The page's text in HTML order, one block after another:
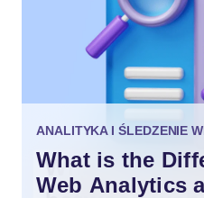
ANALITYKA I ŚLEDZENIE
What is the
Web Analytics